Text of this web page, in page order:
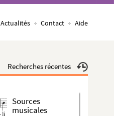
Actualités Contact Aide
Recherches récentes
Sources
musicales